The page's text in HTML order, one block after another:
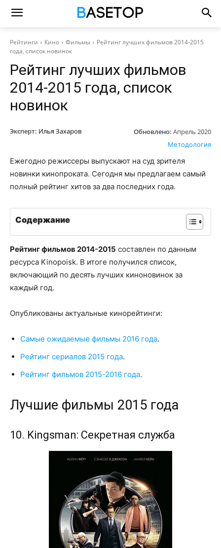
Рейтинги Кино Фильмы
Рейтинг лучших фильмов 2014-2015
года, список новинок
Рейтинг лучших фильмов
2014-2015 года, список
новинок
Эксперт: Илья Захаров Обновлено: Апрель 2020
Методология
Ежегодно режиссеры выпускают на суд зрителя
новинки кинопроката. Сегодня мы предлагаем самый
полный рейтинг хитов за два последних года.
Содержание
Рейтинг фильмов 2014-2015 составлен по данным
ресурса Kinopoisk. В итоге получился список,
включающий по десять лучших киноновинок за
каждый год.
Опубликованы актуальные кинорейтинги:
Cамые ожидаемые фильмы 2016 года.
Рейтинг сериалов 2015 года.
Рейтинг фильмов 2015-2016 года.
Лучшие фильмы 2015 года
10. Kingsman: Секретная служба